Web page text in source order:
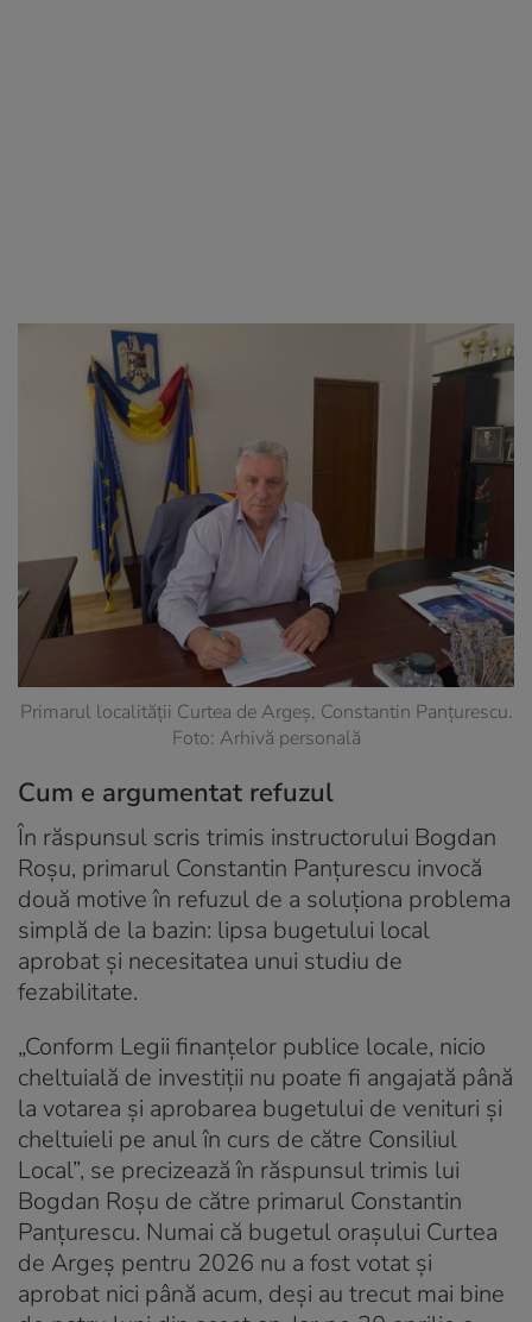
Primarul localității Curtea de Argeș, Constantin Panțurescu.
Foto: Arhivă personală
Cum e argumentat refuzul
În răspunsul scris trimis instructorului Bogdan
Roșu, primarul Constantin Panțurescu invocă
două motive în refuzul de a soluționa problema
simplă de la bazin: lipsa bugetului local
aprobat și necesitatea unui studiu de
fezabilitate.
„Conform Legii finanțelor publice locale, nicio
cheltuială de investiții nu poate fi angajată până
la votarea și aprobarea bugetului de venituri și
cheltuieli pe anul în curs de către Consiliul
Local”, se precizează în răspunsul trimis lui
Bogdan Roșu de către primarul Constantin
Panțurescu. Numai că bugetul orașului Curtea
de Argeș pentru 2026 nu a fost votat și
aprobat nici până acum, deși au trecut mai bine